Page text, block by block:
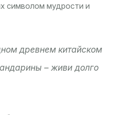
символом мудрости и
древнем китайском
– живи долго